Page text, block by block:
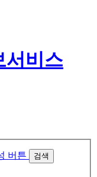
검색